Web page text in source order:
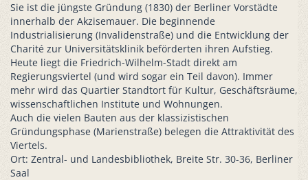
Sie ist die jüngste Gründung (1830) der Berliner Vorstädte
innerhalb der Akzisemauer. Die beginnende
Industrialisierung (Invalidenstraße) und die Entwicklung der
Charité zur Universitätsklinik beförderten ihren Aufstieg.
Heute liegt die Friedrich-Wilhelm-Stadt direkt am
Regierungsviertel (und wird sogar ein Teil davon). Immer
mehr wird das Quartier Standtort für Kultur, Geschäftsräume,
wissenschaftlichen Institute und Wohnungen.
Auch die vielen Bauten aus der klassizistischen
Gründungsphase (Marienstraße) belegen die Attraktivität des
Viertels.
Ort: Zentral- und Landesbibliothek, Breite Str. 30-36, Berliner
Saal